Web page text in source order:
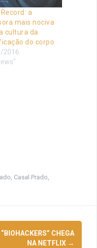
a
mais nociva
cultura da
do corpo
2016
Casal Prado
“BIOHACKERS” CHEGA
NA NETFLIX →